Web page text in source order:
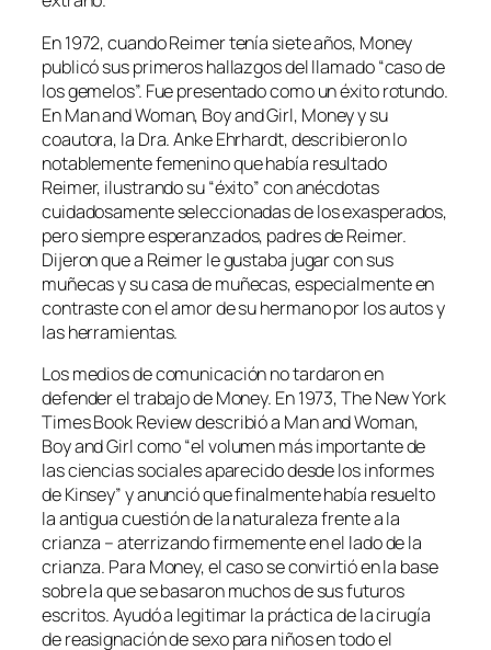
En 1972, cuando Reimer tenía siete años, Money
publicó sus primeros hallazgos del llamado “caso de
los gemelos”. Fue presentado como un éxito rotundo.
EnMan and Woman, Boy and Girl, Money y su
coautora, la Dra. Anke Ehrhardt, describieron lo
notablemente femenino que había resultado
Reimer, ilustrando su “éxito” con anécdotas
cuidadosamente seleccionadas de los exasperados,
pero siempre esperanzados, padres de Reimer.
Dijeron que a Reimer le gustaba jugar con sus
muñecas y su casa de muñecas, especialmente en
contraste con el amor de su hermano por los autos y
las herramientas.
Los medios de comunicación no tardaron en
defender el trabajo de Money. En 1973, The New York
Times Book Review describió a Man and Woman,
Boy and Girlcomo “el volumen más importante de
las ciencias sociales aparecido desde los informes
de Kinsey” y anunció que finalmente había resuelto
la antigua cuestión de la naturaleza frente a la
crianza – aterrizando firmemente en el lado de la
crianza. Para Money, el caso se convirtió en la base
sobre la que se basaron muchos de sus futuros
escritos. Ayudó a legitimar la práctica de la cirugía
de reasignación de sexo para niños en todo el